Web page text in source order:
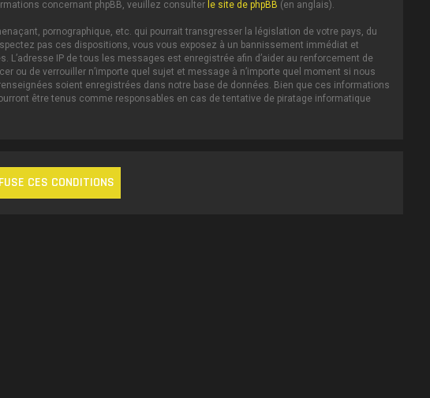
concernant phpBB, veuillez consulter le site de phpBB (en anglais).
pornographique, etc. qui pourrait transgresser la législation de votre pays, du
pas ces dispositions, vous vous exposez à un bannissement immédiat et
IP de tous les messages est enregistrée afin d’aider au renforcement de
ou de verrouiller n’importe quel sujet et message à n’importe quel moment si nous
soient enregistrées dans notre base de données. Bien que ces informations
être tenus comme responsables en cas de tentative de piratage informatique